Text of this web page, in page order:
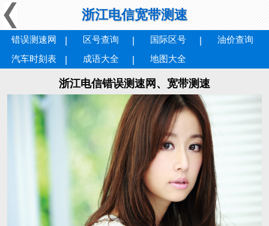
浙江电信宽带测速
错误测速网 区号查询 国际区号
油价查询
汽车时刻表
成语大全 地图大全
浙江电信错误测速网、宽带测速